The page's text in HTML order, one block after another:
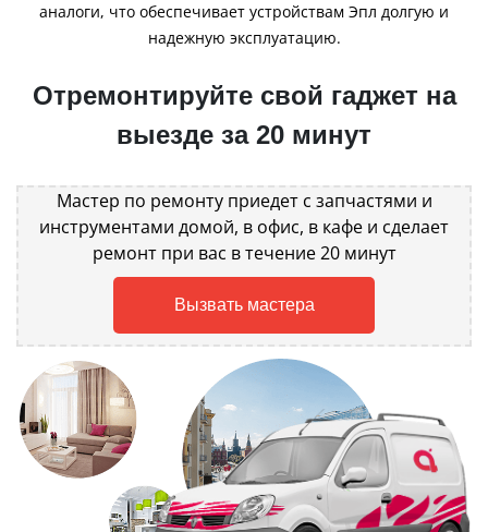
аналоги, что обеспечивает устройствам Эпл долгую и
надежную эксплуатацию.
Отремонтируйте свой гаджет на
выезде за 20 минут
Мастер по ремонту приедет с запчастями и
инструментами домой, в офис, в кафе и сделает
ремонт при вас в течение 20 минут
Вызвать мастера